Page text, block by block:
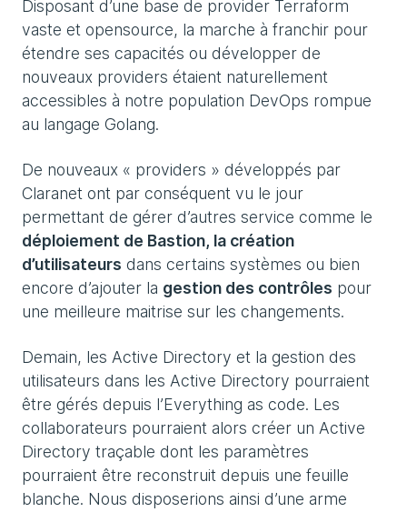
Disposant d’une base de provider Terraform
vaste et opensource, la marche à franchir pour
étendre ses capacités ou développer de
nouveaux providers étaient naturellement
accessibles à notre population DevOps rompue
au langage Golang.
De nouveaux « providers » développés par
Claranet ont par conséquent vu le jour
permettant de gérer d’autres service comme le
déploiement de Bastion, la création
d’utilisateurs dans certains systèmes ou bien
encore d’ajouter la gestion des contrôles pour
une meilleure maitrise sur les changements.
Demain, les Active Directory et la gestion des
utilisateurs dans les Active Directory pourraient
être gérés depuis l’Everything as code. Les
collaborateurs pourraient alors créer un Active
Directory traçable dont les paramètres
pourraient être reconstruit depuis une feuille
blanche. Nous disposerions ainsi d’une arme